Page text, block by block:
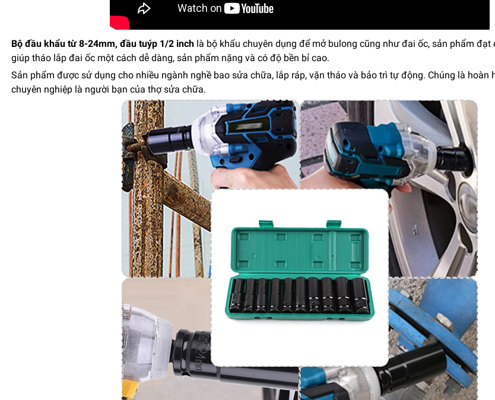
Bộ đầu khẩu từ 8-24mm, đầu tuýp 1/2 inch là bộ khẩu chuyên dụng để mở bulong cũng như đai ốc, sản phẩm
giúp tháo lắp đai ốc một cách dễ dàng, sản phẩm nặng và có độ bền bỉ cao.
Sản phẩm được sử dụng cho nhiều ngành nghề bao sửa chữa, lắp ráp, vặn tháo và bảo trì tự động. Chúng là hoàn
chuyên nghiệp là người bạn của thợ sửa chữa.